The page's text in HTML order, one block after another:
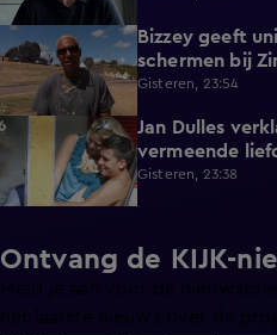
1:32
Bizzey geeft
schermen bij
Gisteren, 23:54
4:14
Jan Dulles
vermeende
Gisteren, 23:38
Ontvang de KIJK-
Meld je aan voor de